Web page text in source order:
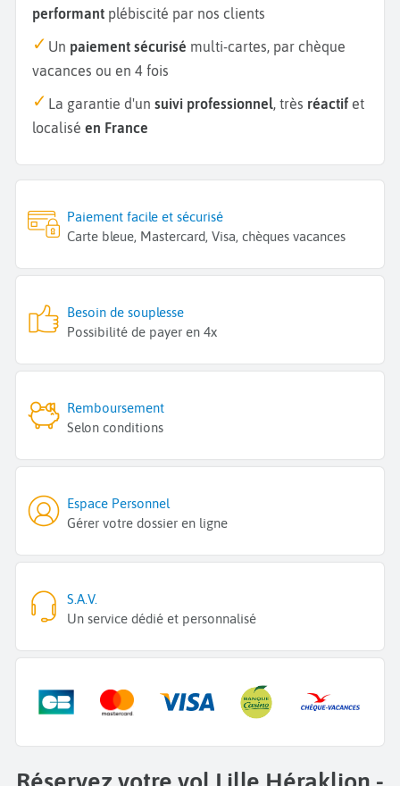
performant plébiscité par nos clients
Un paiement sécurisé multi-cartes, par chèque
vacances ou en 4 fois
La garantie d'un suivi professionnel, très réactif et
localisé en France
Paiement facile et sécurisé
Carte bleue, Mastercard, Visa, chèques vacances
Besoin de souplesse
Possibilité de payer en 4x
Remboursement
Selon conditions
Espace Personnel
Gérer votre dossier en ligne
S.A.V.
Un service dédié et personnalisé